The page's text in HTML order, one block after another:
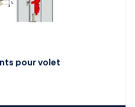
pour volet